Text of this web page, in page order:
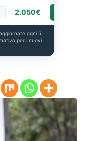
2.050€
ogni 5
per i nuovi